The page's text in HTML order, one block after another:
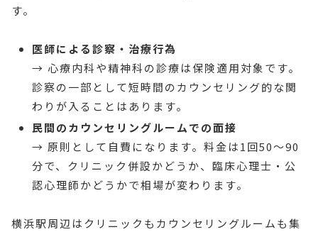
す。
医師による診察・治療行為
→ 心療内科や精神科の診療は保険適用対象です。
診察の一部として短時間のカウンセリング的な関
わりが入ることはあります。
民間のカウンセリングルームでの面接
→ 原則として自費になります。料金は1回50〜90
分で、クリニック併設かどうか、臨床心理士・公
認心理師かどうかで相場が変わります。
横浜駅周辺はクリニックもカウンセリングルームも集